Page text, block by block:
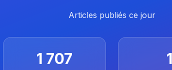
Articles publiés ce jour
1 707 1